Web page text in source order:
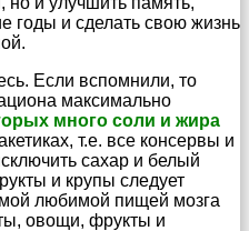
годы и сделать свою жизнь
Если вспомнили, то
максимально
много соли и жира
т.е. все консервы и
сахар и белый
и крупы следует
любимой пищей мозга
овощи, фрукты и